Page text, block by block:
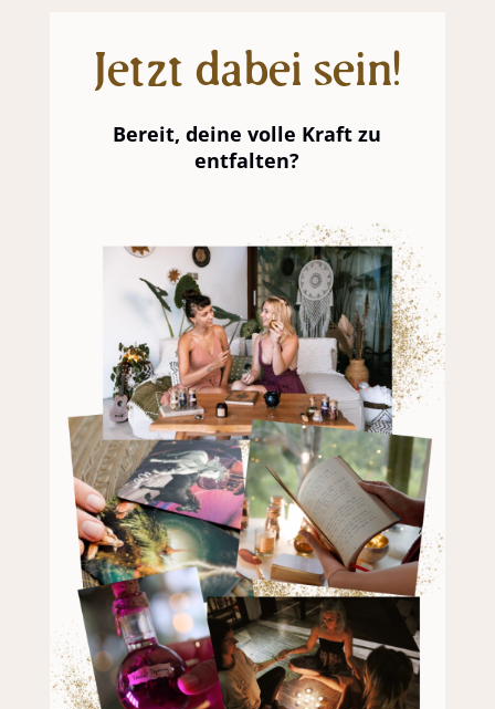
Jetzt dabei sein!
Bereit, deine volle Kraft zu
entfalten?